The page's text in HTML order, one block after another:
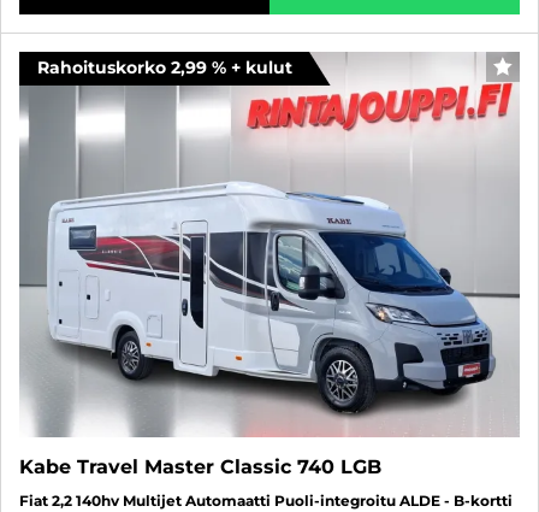
Rahoituskorko 2,99 % + kulut
Kabe Travel Master Classic 740 LGB
Fiat 2,2 140hv Multijet Automaatti Puoli-integroitu ALDE - B-kortti